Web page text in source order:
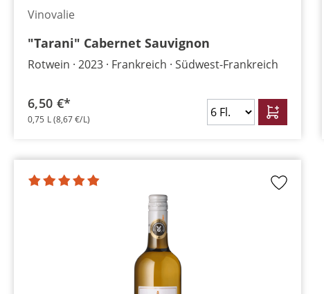
Vinovalie
"Tarani" Cabernet Sauvignon
Rotwein 2023 Frankreich Südwest-Frankreich
6,50 €*
0,75 L(8,67 €/L)